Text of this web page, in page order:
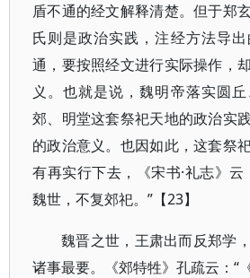
盾不通的经文解释清楚。但于郑
氏则是政治实践，注经方法导
通，要按照经文进行实际操作，
义。也就是说，魏明帝落实圆
郊、明堂这套祭祀天地的政治实
的政治意义。也因如此，这套祭
有再实行下去，《宋书·礼志》
魏世，不复郊祀。”【23】
魏晋之世，王肃出而反郑学
诸事最要。《郊特牲》孔疏云：“